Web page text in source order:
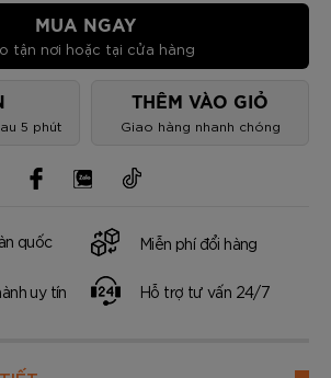
MUA NGAY
tận nơi hoặc tại cửa hàng
5 phút
THÊM VÀO GIỎ
Giao hàng nhanh chóng
quốc Miễn phí đổi hàng
uy tín Hỗ trợ tư vấn 24/7